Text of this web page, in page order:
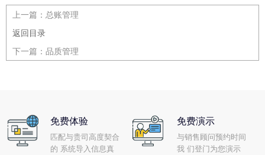
上一篇： 总账管理
返回目录
下一篇： 品质管理
免费体验
匹配与贵司高度契合
的 系统导入信息真
免费演示
与销售顾问预约时间
我 们登门为您演示